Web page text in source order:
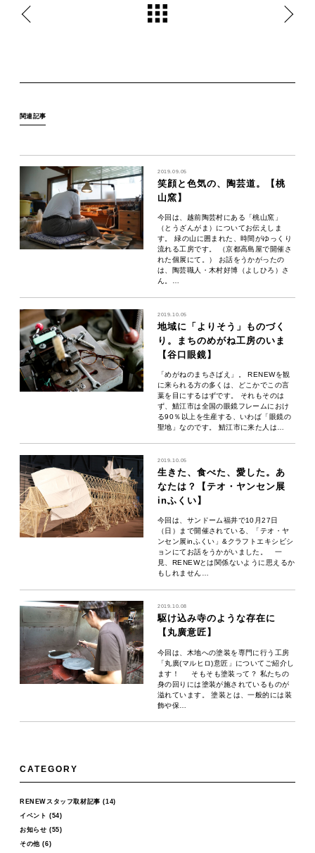
関連記事
2019.09.05
笑顔と色気の、陶芸道。【桃
山窯】
今回は、越前陶芸村にある「桃山窯」
（とうざんがま）についてお伝えしま
す。 緑の山に囲まれた、時間がゆっくり
流れる工房です。 （京都高島屋で開催さ
れた個展にて。） お話をうかがったの
は、陶芸職人・木村好博（よしひろ）さ
ん。…
2019.10.05
地域に「よりそう」ものづく
り。まちのめがね工房のいま
【谷口眼鏡】
「めがねのまちさばえ」。 RENEWを観
に来られる方の多くは、どこかでこの言
葉を目にするはずです。 それもそのは
ず、鯖江市は全国の眼鏡フレームにおけ
る90％以上を生産する、いわば「眼鏡の
聖地」なのです。 鯖江市に来た人は…
2019.10.05
生きた、食べた、愛した。あ
なたは？【テオ・ヤンセン展
inふくい】
今回は、サンドーム福井で10月27日
（日）まで開催されている、「テオ・ヤ
ンセン展inふくい」&クラフトエキシビシ
ョンにてお話をうかがいました。 一
見、RENEWとは関係ないように思えるか
もしれません…
2019.10.08
駆け込み寺のような存在に
【丸廣意匠】
今回は、木地への塗装を専門に行う工房
「丸廣(マルヒロ)意匠」についてご紹介し
ます！ そもそも塗装って？ 私たちの
身の回りには塗装が施されているものが
溢れています。 塗装とは、一般的には装
飾や保…
CATEGORY
RENEWスタッフ取材記事 (14)
イベント (54)
お知らせ (55)
その他(6)